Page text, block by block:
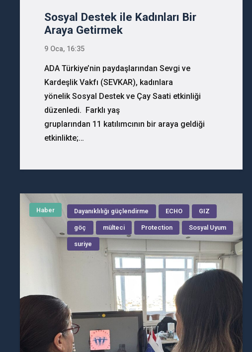
Sosyal Destek ile Kadınları Bir
Araya Getirmek
9 Oca, 16:35
ADA Türkiye’nin paydaşlarından Sevgi ve
Kardeşlik Vakfı (SEVKAR), kadınlara
yönelik Sosyal Destek ve Çay Saati etkinliği
düzenledi. Farklı yaş
gruplarından 11 katılımcının bir araya geldiği
etkinlikte;…
Haber Dayanıklılığı güçlendirme ECHO GIZ
göç mülteci Protection Sosyal Uyum
suriye